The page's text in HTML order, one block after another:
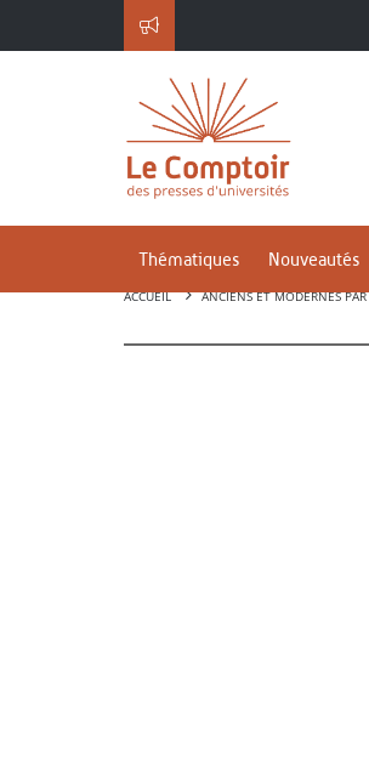
Thématiques Nouveautés
ACCUEIL ANCIENS ET MODERNES